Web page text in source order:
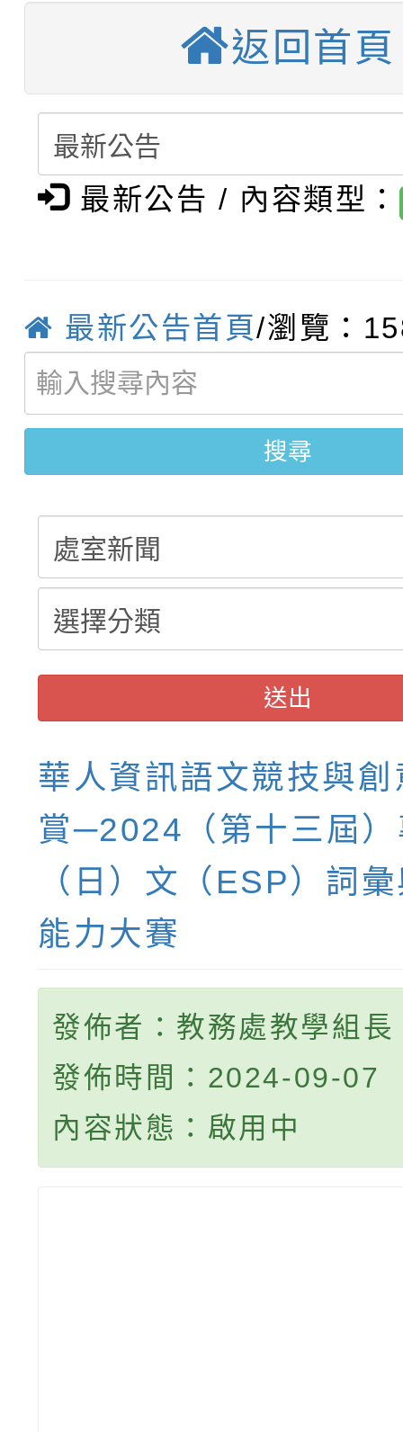
結果(第11招)
學年度第1學期第9次
結果(第3招)
【甄選結果(第4招)】
學年度第1學期第9次
結果(第4招)
【甄選結果(第12招)】
學年度第1學期第7次代
結果(第12招)
轉知：桃園市115學年
賽及師生本土語及新住
賽實施要點
轉知：「桃園市115學
比賽實施要點」
轉知：「115年金融知
城市手牽手，綠能透明
畫影片一案
轉知：「115學年度全
劇比賽實施要點」及修
表
轉知：桃園市115年度
敬師藝文競賽』實施計
【甄選結果(第11招)】
學年度第1學期第7次代
結果(第11招)
【甄選結果(第3招)】
學年度第1學期第9次代
結果(第3招)
返回首頁
最新公告 / 內容類型：
最新公告首頁/瀏覽：
搜尋
送出
華人資訊語文競技與
賞─2024（第十三屆
（日）文（ESP）詞
能力大賽
發佈者：教務處教學組長
發佈時間：2024-09-07
內容狀態：啟用中